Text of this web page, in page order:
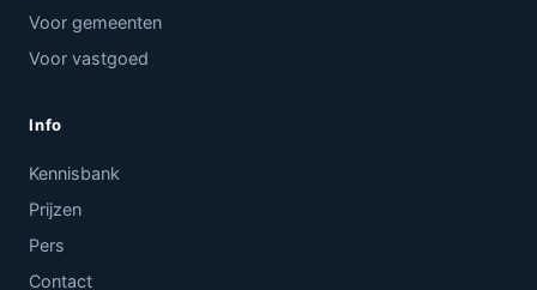
Voor gemeenten
Voor vastgoed
Info
Kennisbank
Prijzen
Pers
Contact